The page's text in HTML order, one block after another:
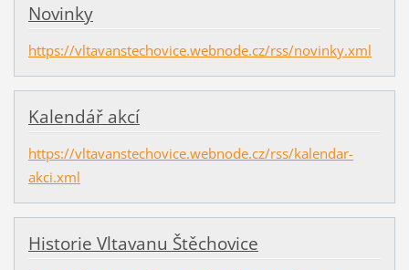
Novinky
https://vltavanstechovice.webnode.cz/rss/novinky.xml
Kalendář akcí
https://vltavanstechovice.webnode.cz/rss/kalendar-
akci.xml
Historie Vltavanu Štěchovice